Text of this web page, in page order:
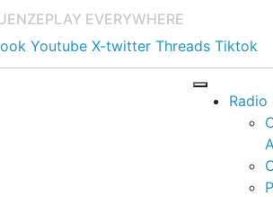
PLAY EVERYWHERE
Youtube X-twitter Threads Tiktok
Radio